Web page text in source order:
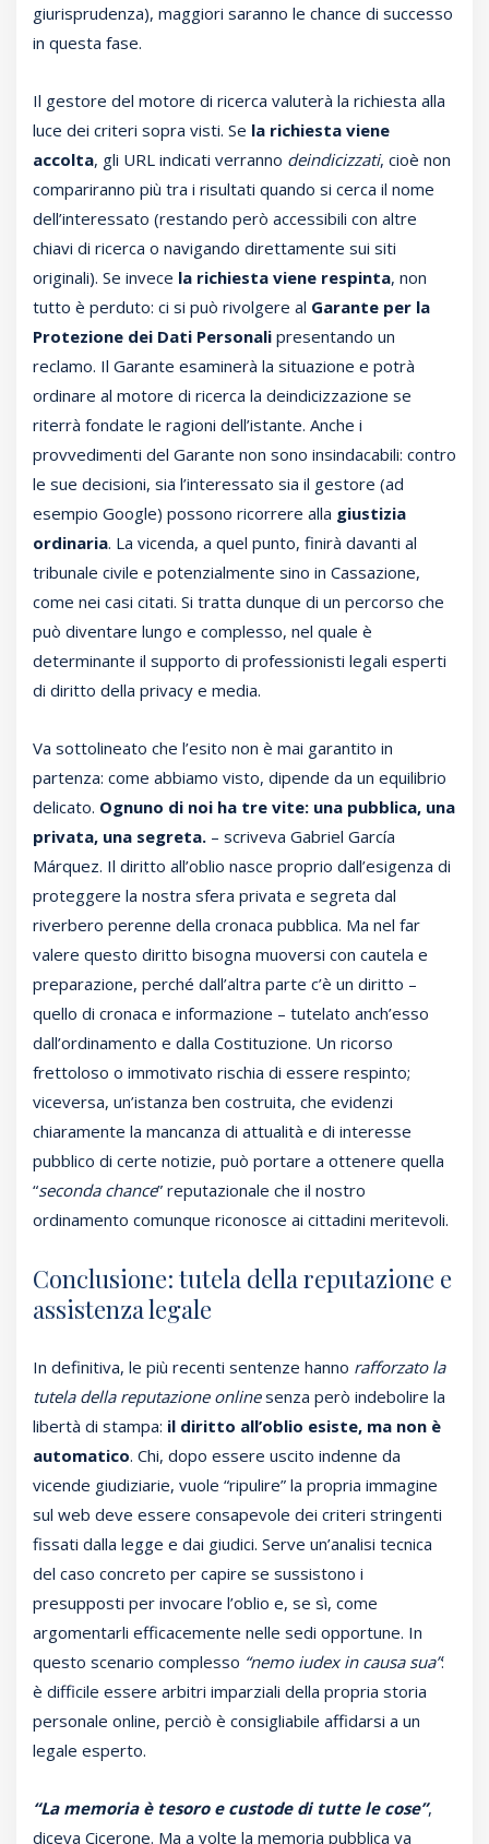
giurisprudenza), maggiori saranno le chance di successo
in questa fase.
Il gestore del motore di ricerca valuterà la richiesta alla
luce dei criteri sopra visti. Se la richiesta viene
accolta, gli URL indicati verranno deindicizzati, cioè non
compariranno più tra i risultati quando si cerca il nome
dell’interessato (restando però accessibili con altre
chiavi di ricerca o navigando direttamente sui siti
originali). Se invece la richiesta viene respinta, non
tutto è perduto: ci si può rivolgere al Garante per la
Protezione dei Dati Personali presentando un
reclamo. Il Garante esaminerà la situazione e potrà
ordinare al motore di ricerca la deindicizzazione se
riterrà fondate le ragioni dell’istante. Anche i
provvedimenti del Garante non sono insindacabili: contro
le sue decisioni, sia l’interessato sia il gestore (ad
esempio Google) possono ricorrere alla giustizia
ordinaria. La vicenda, a quel punto, finirà davanti al
tribunale civile e potenzialmente sino in Cassazione,
come nei casi citati. Si tratta dunque di un percorso che
può diventare lungo e complesso, nel quale è
determinante il supporto di professionisti legali esperti
di diritto della privacy e media.
Va sottolineato che l’esito non è mai garantito in
partenza: come abbiamo visto, dipende da un equilibrio
delicato. Ognuno di noi ha tre vite: una pubblica, una
privata, una segreta. – scriveva Gabriel García
Márquez. Il diritto all’oblio nasce proprio dall’esigenza di
proteggere la nostra sfera privata e segreta dal
riverbero perenne della cronaca pubblica. Ma nel far
valere questo diritto bisogna muoversi con cautela e
preparazione, perché dall’altra parte c’è un diritto –
quello di cronaca e informazione – tutelato anch’esso
dall’ordinamento e dalla Costituzione. Un ricorso
frettoloso o immotivato rischia di essere respinto;
viceversa, un’istanza ben costruita, che evidenzi
chiaramente la mancanza di attualità e di interesse
pubblico di certe notizie, può portare a ottenere quella
“seconda chance” reputazionale che il nostro
ordinamento comunque riconosce ai cittadini meritevoli.
Conclusione: tutela della reputazione e
assistenza legale
In definitiva, le più recenti sentenze hanno rafforzato la
tutela della reputazione onlinesenza però indebolire la
libertà di stampa: il diritto all’oblio esiste, ma non è
automatico. Chi, dopo essere uscito indenne da
vicende giudiziarie, vuole “ripulire” la propria immagine
sul web deve essere consapevole dei criteri stringenti
fissati dalla legge e dai giudici. Serve un’analisi tecnica
del caso concreto per capire se sussistono i
presupposti per invocare l’oblio e, se sì, come
argomentarli efficacemente nelle sedi opportune. In
questo scenario complesso “nemo iudex in causa sua”:
è difficile essere arbitri imparziali della propria storia
personale online, perciò è consigliabile affidarsi a un
legale esperto.
“La memoria è tesoro e custode di tutte le cose”,
diceva Cicerone. Ma a volte la memoria pubblica va